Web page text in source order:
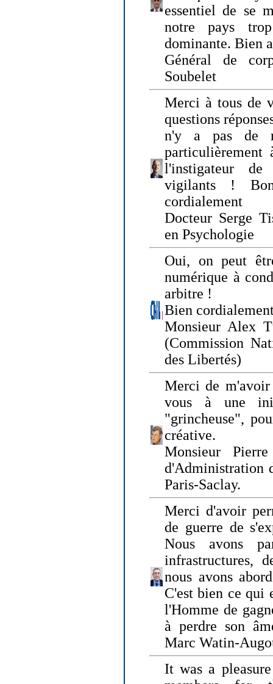
essentiel de se
notre pays
dominante. Bien
Général de
Soubelet
Merci à tous de
questions
n'y a pas de
l'instigateur de
vigilants !
cordialement
Docteur Serge
en Psychologie
Oui, on peut
numérique à
arbitre !
Bien
Monsieur Alex
(Commission
des Libertés)
Merci de
vous à une
"grincheuse",
créative.
Monsieur
d'Administration
Paris-Saclay.
Merci d'avoir
de guerre de
Nous avons
infrastructures,
nous avons
C'est bien ce qui
l'Homme de
à perdre son
Marc Watin-
It was a